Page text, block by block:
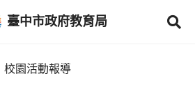
臺中市政府教育局
校園活動報導